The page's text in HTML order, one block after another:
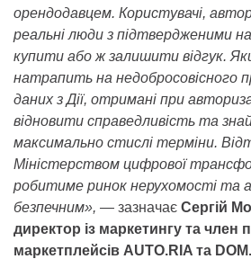
орендодавцем. Користувачі,
реальні люди з підтвердженими
купити або ж залишити відгук.
натрапить на недобросовісного
даних з Дії, отримані при
відновити справедливість та
максимально стислі терміни.
Міністерством цифрової
робитиме ринок нерухомості та
безпечним», — зазначає Сергій
директор із маркетингу та член
маркетплейсів AUTO.RIA та